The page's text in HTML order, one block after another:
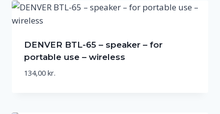
148,00 kr.. 114,00 kr..
DENVER BTL-65 – speaker – for
portable use – wireless
134,00 kr.